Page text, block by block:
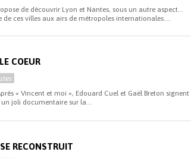
de découvrir Lyon et Nantes, sous un autre aspect…
ces villes aux airs de métropoles internationales....
COEUR
« Vincent et moi », Edouard Cuel et Gaël Breton signent
joli documentaire sur la...
RECONSTRUIT